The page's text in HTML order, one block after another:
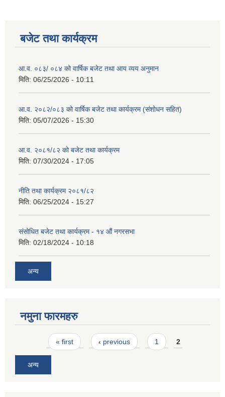
बजेट तथा कार्यक्रम
आ.व. ०८३/ ०८४ को वार्षिक बजेट तथा आय व्यय अनुमान
मिति: 06/25/2026 - 10:11
आ.व. २०८२/०८३ को वार्षिक बजेट तथा कार्यक्रम (संशोधन सहित)
मिति: 05/07/2026 - 15:30
आ.व. २०८१/८२ को बजेट तथा कार्यक्रम
मिति: 07/30/2024 - 17:05
नीति तथा कार्यक्रम २०८१/८२
मिति: 06/25/2024 - 15:27
संसोधित बजेट तथा कार्यक्रम - १४ औं नगरसभा
मिति: 02/18/2024 - 10:18
अन्य
नमुना फारमहरु
Pages« first ‹ previous 1 2
अन्य